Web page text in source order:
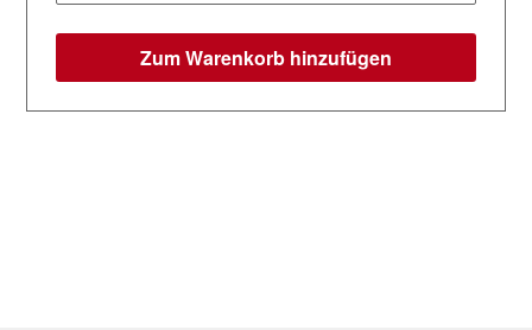
Zum Warenkorb hinzufügen